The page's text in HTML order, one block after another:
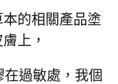
的相關產品塗
上，
過敏處，我個